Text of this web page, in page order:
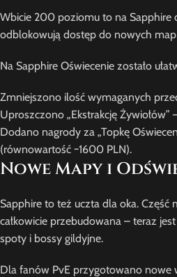
Wbicie 200 poziomu to na Sapphire
odblokowują dostęp do nowych
Na Sapphire Oświecenie zostało
Zmniejszono ilość wymaganych
Uproszczono „Ekstrakcję
Dodano nagrody za „Topkę
(równowartość ~1600 PLN).
Nowe Mapy i
Sapphire to też uczta dla oka.
całkowicie przebudowana – teraz
spoty i bossy gildyjne.
Dla fanów PvE przygotowano nowe